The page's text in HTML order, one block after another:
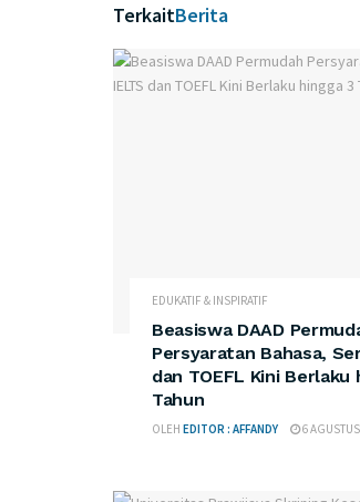
TerkaitBerita
EDUKATIF & INSPIRATIF
Beasiswa DAAD
Persyaratan Bahasa,
dan TOEFL Kini Berlaku
Tahun
OLEH EDITOR : AFFANDY 6